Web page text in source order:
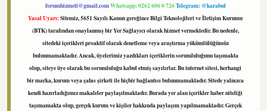
forumhizmeti@gmail.comWhatsapp: 0262 606 0 726Telegram: @karabul
Yasal Uyarı:Sitemiz, 5651 Sayılı Kanun gereğince Bilgi Teknolojileri ve İletişim Kurumu
(BTK) tarafından onaylanmış bir Yer Sağlayıcı olarak hizmet vermektedir. Bu nedenle,
sitedeki içerikleri proaktif olarak denetleme veya araştırma yükümlülüğümüz
bulunmamaktadır. Ancak, üyelerimiz yazdıkları içeriklerin sorumluluğunu taşımakta
olup, siteye üye olarak bu sorumluluğu kabul etmiş sayılırlar. Bu internet sitesi, herhangi
bir marka, kurum veya şahıs şirketi ile hiçbir bağlantısı bulunmamaktadır. Sitede yalnızca
kendi hazırladığımız makaleler paylaşılmaktadır. Burada yer alan içerikler haber niteliği
taşımamakta olup, gerçek kurum ve kişiler hakkında paylaşım yapılmamaktadır. Gerçek